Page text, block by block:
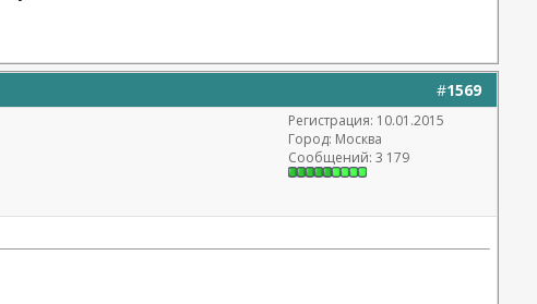
#1569
Регистрация: 10.01.2015
Город: Москва
Сообщений: 3 179